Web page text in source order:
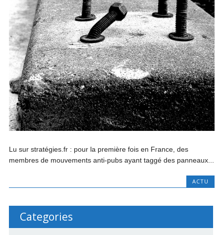
Lu sur stratégies.fr : pour la première fois en France, des
membres de mouvements anti-pubs ayant taggé des panneaux...
ACTU
Categories